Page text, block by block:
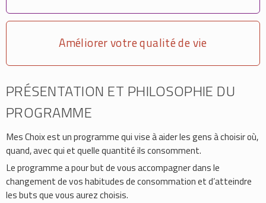
Améliorer votre qualité de vie
PRÉSENTATION ET PHILOSOPHIE DU
PROGRAMME
Mes Choix est un programme qui vise à aider les gens à choisir où,
quand, avec qui et quelle quantité ils consomment.
Le programme a pour but de vous accompagner dans le
changement de vos habitudes de consommation et d’atteindre
les buts que vous aurez choisis.